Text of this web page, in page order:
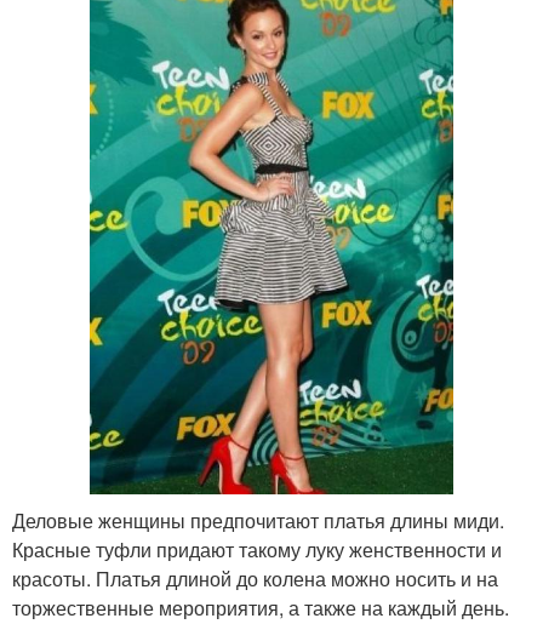
Деловые женщины предпочитают платья длины миди.
Красные туфли придают такому луку женственности и
красоты. Платья длиной до колена можно носить и на
торжественные мероприятия, а также на каждый день.